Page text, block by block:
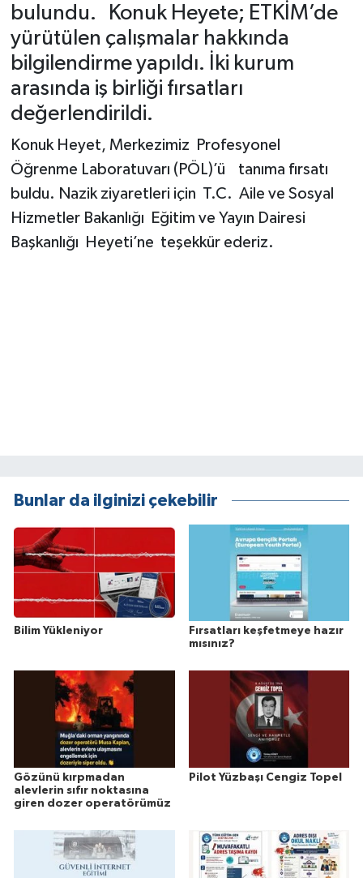
bulundu. Konuk Heyete; ETKİM’de
yürütülen çalışmalar hakkında
bilgilendirme yapıldı. İki kurum
arasında iş birliği fırsatları
değerlendirildi.
Konuk Heyet, Merkezimiz Profesyonel
Öğrenme Laboratuvarı (PÖL)’ü tanıma fırsatı
buldu. Nazik ziyaretleri için T.C. Aile ve Sosyal
Hizmetler Bakanlığı Eğitim ve Yayın Dairesi
Başkanlığı Heyeti’ne teşekkür ederiz.
Bunlar da ilginizi çekebilir
Bilim Yükleniyor
Fırsatları keşfetmeye hazır
mısınız?
Gözünü kırpmadan
alevlerin sıfır noktasına
giren dozer operatörümüz
Pilot Yüzbaşı Cengiz Topel